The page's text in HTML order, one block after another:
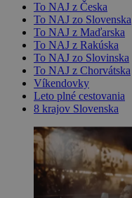
To NAJ z Česka
To NAJ zo Slovenska
To NAJ z Maďarska
To NAJ z Rakúska
To NAJ zo Slovinska
To NAJ z Chorvátska
Víkendovky
Leto plné cestovania
8 krajov Slovenska